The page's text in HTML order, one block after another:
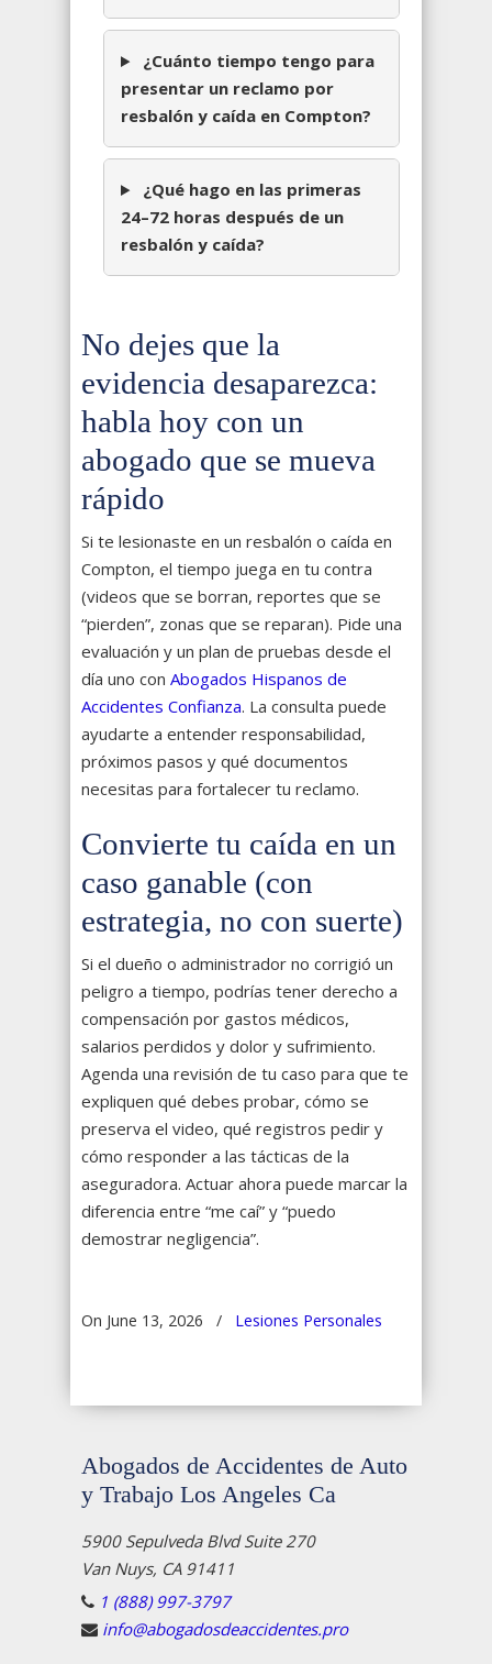
¿Cuánto tiempo tengo para
presentar un reclamo por
resbalón y caída en Compton?
¿Qué hago en las primeras
24–72 horas después de un
resbalón y caída?
No dejes que la
evidencia desaparezca:
habla hoy con un
abogado que se mueva
rápido
Si te lesionaste en un resbalón o caída en
Compton, el tiempo juega en tu contra
(videos que se borran, reportes que se
“pierden”, zonas que se reparan). Pide una
evaluación y un plan de pruebas desde el
día uno con Abogados Hispanos de
Accidentes Confianza. La consulta puede
ayudarte a entender responsabilidad,
próximos pasos y qué documentos
necesitas para fortalecer tu reclamo.
Convierte tu caída en un
caso ganable (con
estrategia, no con suerte)
Si el dueño o administrador no corrigió un
peligro a tiempo, podrías tener derecho a
compensación por gastos médicos,
salarios perdidos y dolor y sufrimiento.
Agenda una revisión de tu caso para que te
expliquen qué debes probar, cómo se
preserva el video, qué registros pedir y
cómo responder a las tácticas de la
aseguradora. Actuar ahora puede marcar la
diferencia entre “me caí” y “puedo
demostrar negligencia”.
On June 13, 2026 / Lesiones Personales
Abogados de Accidentes de Auto
y Trabajo Los Angeles Ca
5900 Sepulveda Blvd Suite 270
Van Nuys, CA 91411
1 (888) 997-3797
info@abogadosdeaccidentes.pro